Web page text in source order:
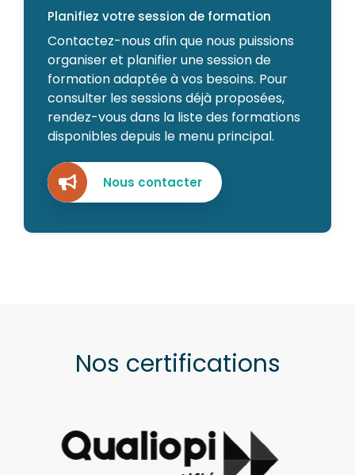
Planifiez votre session de formation
Contactez-nous afin que nous puissions
organiser et planifier une session de
formation adaptée à vos besoins. Pour
consulter les sessions déjà proposées,
rendez-vous dans la liste des formations
disponibles depuis le menu principal.
Nous contacter
Nos certifications